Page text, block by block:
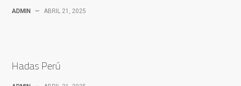
ADMIN — ABRIL 21, 2025
Hadas Perú